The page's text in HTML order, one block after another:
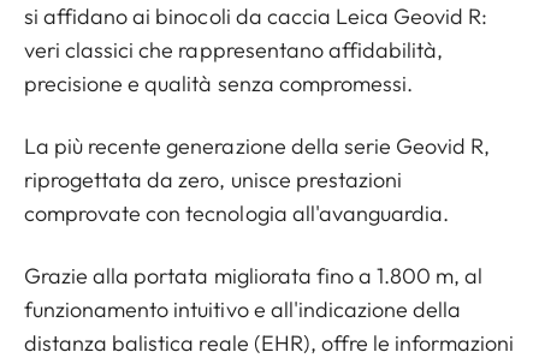
si affidano ai binocoli da caccia Leica Geovid R:
veri classici che rappresentano affidabilità,
precisione e qualità senza compromessi.
La più recente generazione della serie Geovid R,
riprogettata da zero, unisce prestazioni
comprovate con tecnologia all'avanguardia.
Grazie alla portata migliorata fino a 1.800 m, al
funzionamento intuitivo e all'indicazione della
distanza balistica reale (EHR), offre le informazioni